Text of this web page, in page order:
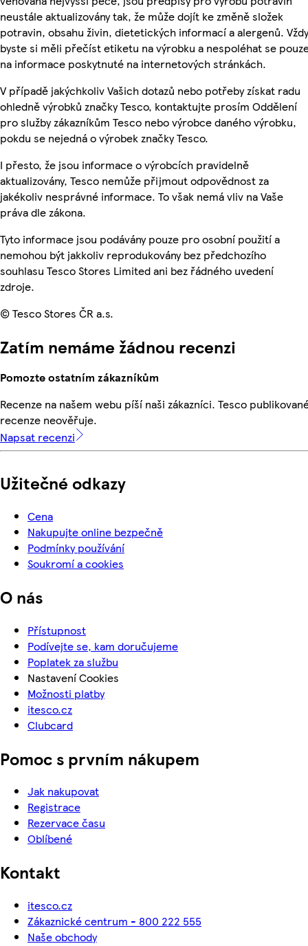
neustále aktualizovány tak, že může dojít ke změně složek
potravin, obsahu živin, dietetických informací a alergenů. Vždy
byste si měli přečíst etiketu na výrobku a nespoléhat se
na informace poskytnuté na internetových stránkách.
V případě jakýchkoliv Vašich dotazů nebo potřeby získat radu
ohledně výrobků značky Tesco, kontaktujte prosím Oddělení
pro služby zákazníkům Tesco nebo výrobce daného výrobku,
pokdu se nejedná o výrobek značky Tesco.
I přesto, že jsou informace o výrobcích pravidelně
aktualizovány, Tesco nemůže přijmout odpovědnost za
jakékoliv nesprávné informace. To však nemá vliv na Vaše
práva dle zákona.
Tyto informace jsou podávány pouze pro osobní použití a
nemohou být jakkoliv reprodukovány bez předchozího
souhlasu Tesco Stores Limited ani bez řádného uvedení
zdroje.
© Tesco Stores ČR a.s.
Zatím nemáme žádnou recenzi
Pomozte ostatním zákazníkům
Recenze na našem webu píší naši zákazníci. Tesco
recenze neověřuje.
Napsat recenzi
Užitečné odkazy
Cena
Nakupujte online bezpečně
Podmínky používání
Soukromí a cookies
O nás
Přístupnost
Podívejte se, kam doručujeme
Poplatek za službu
Nastavení Cookies
Možnosti platby
itesco.cz
Clubcard
Pomoc s prvním nákupem
Jak nakupovat
Registrace
Rezervace času
Oblíbené
Kontakt
itesco.cz
Zákaznické centrum - 800 222 555
Naše obchody